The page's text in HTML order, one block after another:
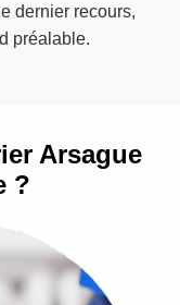
dernier recours,
préalable.
Arsague
?